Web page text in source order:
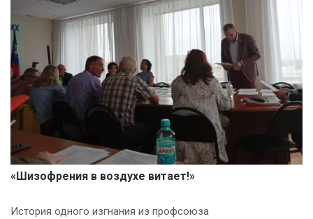
«Шизофрения в воздухе витает!»
История одного изгнания из профсоюза